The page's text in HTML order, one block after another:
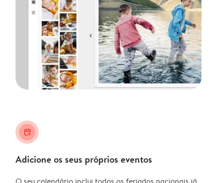
calendar_plus
Adicione os seus próprios eventos